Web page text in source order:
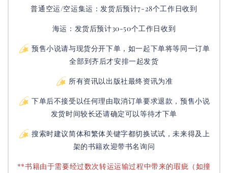
普通空运/空运集运：发货后预计7-28个工作日收到
海运：发货后预计30-50个工作日收到
预售小说请与现货分开下单，如一起下单将等同一订单
全部到齐后才安排一起发货
所有资讯以出版社最终资讯为准
下单后不接受以任何理由取消订单要求退款，预售小说
发货时间较长还请确定可以等待才下单
搜索时建议简体和繁体关键字都切换试试，未来得及上
架的书籍欢迎带书名询问
**书籍由于需要经过数次转运运输过程中带来的瑕疵（如撞